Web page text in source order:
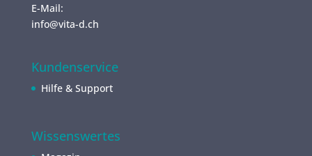
E-Mail:
info@vita-d.ch
Kundenservice
Hilfe & Support
Wissenswertes